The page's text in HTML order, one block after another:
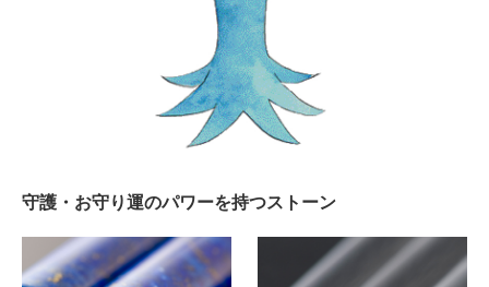
守護・お守り運のパワーを持つストーン